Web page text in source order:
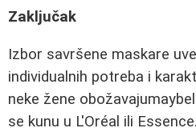
Zaključak
Izbor savršene maskare
individualnih potreba i
neke žene
se kunu u L'Oréal ili